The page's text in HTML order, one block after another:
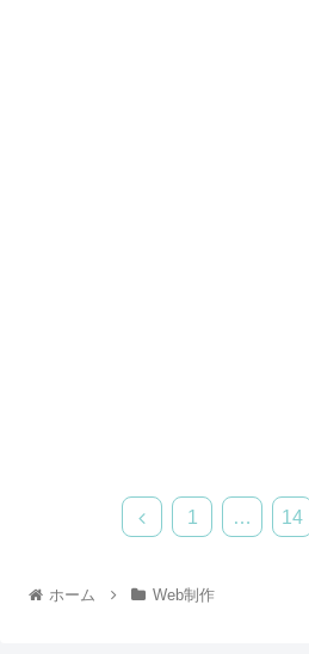
1 … 14
ホーム Web制作